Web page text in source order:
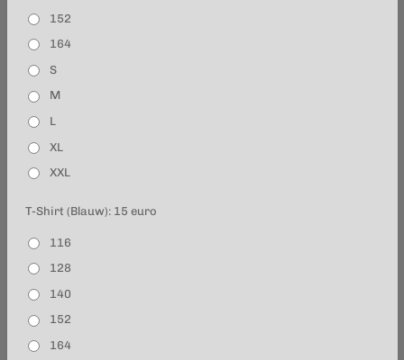
152
164
S
M
L
XL
XXL
T-Shirt (Blauw): 15 euro
116
128
140
152
164